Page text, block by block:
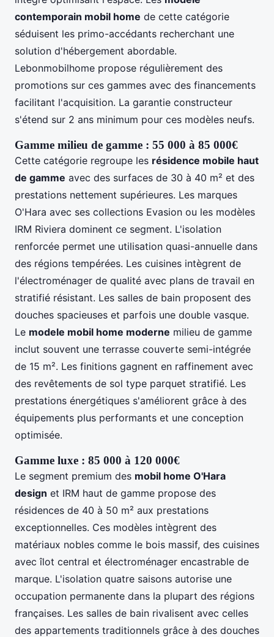
contemporain mobil home de cette catégorie
séduisent les primo-accédants recherchant une
solution d'hébergement abordable.
Lebonmobilhome propose régulièrement des
promotions sur ces gammes avec des financements
facilitant l'acquisition. La garantie constructeur
s'étend sur 2 ans minimum pour ces modèles neufs.
Gamme milieu de gamme : 55 000 à 85 000€
Cette catégorie regroupe les résidence mobile haut
de gamme avec des surfaces de 30 à 40 m² et des
prestations nettement supérieures. Les marques
O'Hara avec ses collections Evasion ou les modèles
IRM Riviera dominent ce segment. L'isolation
renforcée permet une utilisation quasi-annuelle dans
des régions tempérées. Les cuisines intègrent de
l'électroménager de qualité avec plans de travail en
stratifié résistant. Les salles de bain proposent des
douches spacieuses et parfois une double vasque.
Le modele mobil home moderne milieu de gamme
inclut souvent une terrasse couverte semi-intégrée
de 15 m². Les finitions gagnent en raffinement avec
des revêtements de sol type parquet stratifié. Les
prestations énergétiques s'améliorent grâce à des
équipements plus performants et une conception
optimisée.
Gamme luxe : 85 000 à 120 000€
Le segment premium des mobil home O'Hara
design et IRM haut de gamme propose des
résidences de 40 à 50 m² aux prestations
exceptionnelles. Ces modèles intègrent des
matériaux nobles comme le bois massif, des cuisines
avec îlot central et électroménager encastrable de
marque. L'isolation quatre saisons autorise une
occupation permanente dans la plupart des régions
françaises. Les salles de bain rivalisent avec celles
des appartements traditionnels grâce à des douches